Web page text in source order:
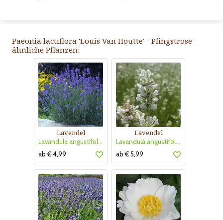
Paeonia lactiflora 'Louis Van Houtte' - Pfingstrose
ähnliche Pflanzen:
Lavendel
Lavandula angustifolia 'Munstead'
ab € 4,99
Lavendel
Lavandula angustifolia 'Arctic Snow'
ab € 5,99